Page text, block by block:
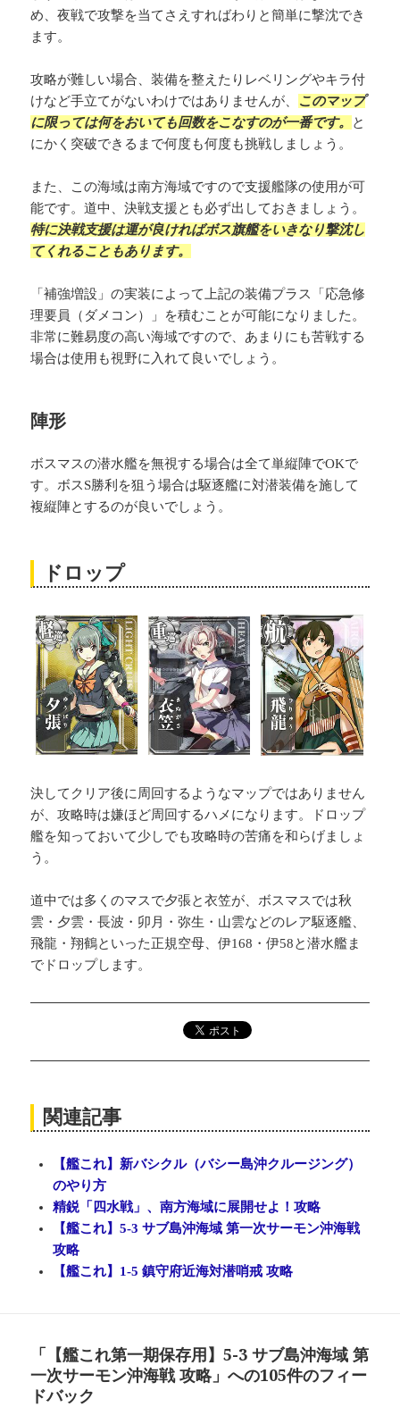
め、夜戦で攻撃を当てさえすればわりと簡単に撃沈でき
ます。
攻略が難しい場合、装備を整えたりレベリングやキラ付
けなど手立てがないわけではありませんが、 このマップ
に限っては何をおいても回数をこなすのが一番です。 と
にかく突破できるまで何度も何度も挑戦しましょう。
また、この海域は南方海域ですので支援艦隊の使用が可
能です。道中、決戦支援とも必ず出しておきましょう。
特に決戦支援は運が良ければボス旗艦をいきなり撃沈し
てくれることもあります。
「補強増設」の実装によって上記の装備プラス「応急修
理要員（ダメコン）」を積むことが可能になりました。
非常に難易度の高い海域ですので、あまりにも苦戦する
場合は使用も視野に入れて良いでしょう。
陣形
ボスマスの潜水艦を無視する場合は全て単縦陣でOKで
す。ボスS勝利を狙う場合は駆逐艦に対潜装備を施して
複縦陣とするのが良いでしょう。
ドロップ
決してクリア後に周回するようなマップではありません
が、攻略時は嫌ほど周回するハメになります。ドロップ
艦を知っておいて少しでも攻略時の苦痛を和らげましょ
う。
道中では多くのマスで夕張と衣笠が、ボスマスでは秋
雲・夕雲・長波・卯月・弥生・山雲などのレア駆逐艦、
飛龍・翔鶴といった正規空母、伊168・伊58と潜水艦ま
でドロップします。
関連記事
【艦これ】新バシクル（バシー島沖クルージング）
のやり方
精鋭「四水戦」、南方海域に展開せよ！攻略
【艦これ】5-3 サブ島沖海域 第一次サーモン沖海戦
攻略
【艦これ】1-5 鎮守府近海対潜哨戒 攻略
「【艦これ第一期保存用】5-3 サブ島沖海域 第
一次サーモン沖海戦 攻略」への105件のフィー
ドバック